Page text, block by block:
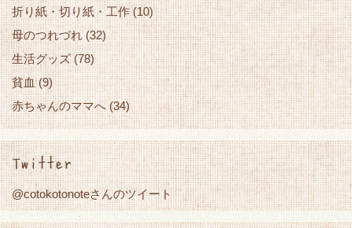
折り紙・切り紙・工作 (10)
母のつれづれ(32)
生活グッズ(78)
貧血(9)
赤ちゃんのママへ (34)
Twitter
@cotokotonoteさんのツイート